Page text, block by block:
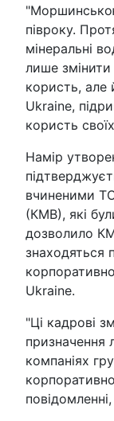
півроку.
мінеральні
лише
користь, але
Ukraine,
користь
Намір
вчиненими
(КМВ), які
дозволило
знаходяться
Ukraine.
"Ці кадрові
призначення
компаніях